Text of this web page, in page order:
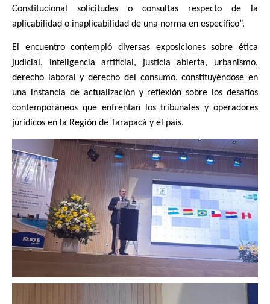
Constitucional solicitudes o consultas respecto de la
aplicabilidad o inaplicabilidad de una norma en específico”.
El encuentro contempló diversas exposiciones sobre ética
judicial, inteligencia artificial, justicia abierta, urbanismo,
derecho laboral y derecho del consumo, constituyéndose en
una instancia de actualización y reflexión sobre los desafíos
contemporáneos que enfrentan los tribunales y operadores
jurídicos en la Región de Tarapacá y el país.